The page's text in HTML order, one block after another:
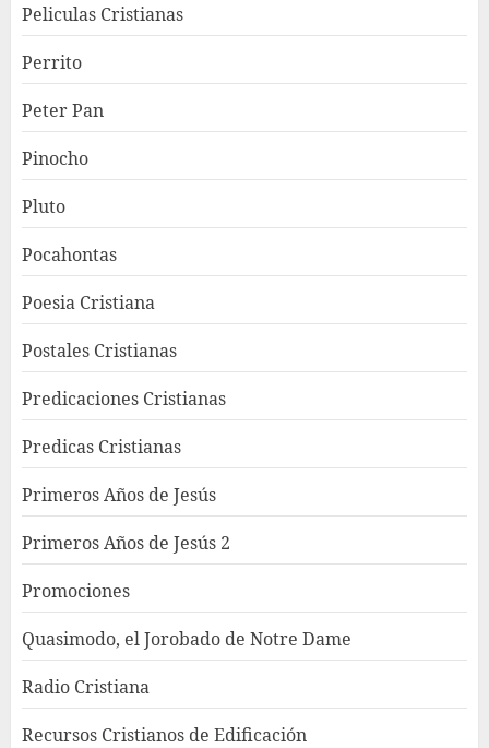
Peliculas Cristianas
Perrito
Peter Pan
Pinocho
Pluto
Pocahontas
Poesia Cristiana
Postales Cristianas
Predicaciones Cristianas
Predicas Cristianas
Primeros Años de Jesús
Primeros Años de Jesús 2
Promociones
Quasimodo, el Jorobado de Notre Dame
Radio Cristiana
Recursos Cristianos de Edificación